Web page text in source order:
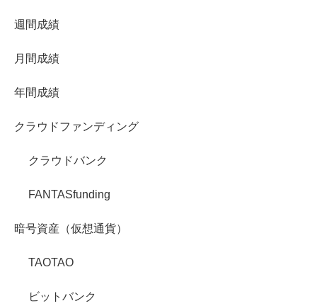
週間成績
月間成績
年間成績
クラウドファンディング
クラウドバンク
FANTASfunding
暗号資産（仮想通貨）
TAOTAO
ビットバンク